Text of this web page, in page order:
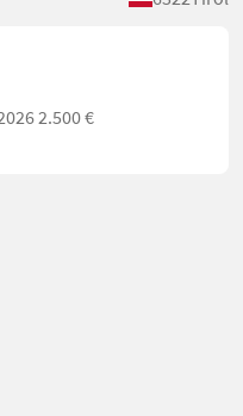
2.500 €